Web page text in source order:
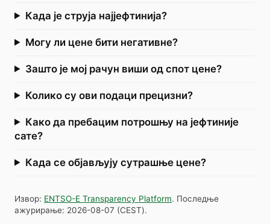
Када је струја најјефтинија?
Могу ли цене бити негативне?
Зашто је мој рачун виши од спот цене?
Колико су ови подаци прецизни?
Како да пребацим потрошњу на јефтиније
сате?
Када се објављују сутрашње цене?
Извор: ENTSO-E Transparency Platform. Последње
ажурирање: 2026-08-07 (CEST).